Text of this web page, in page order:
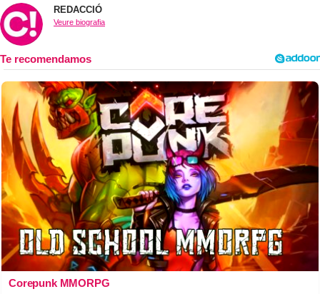
REDACCIÓ
Veure biografia
Corepunk MMORPG